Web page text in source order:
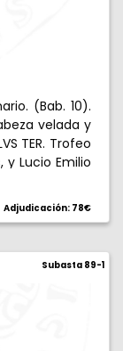
(Bab. 10).
velada y
TER. Trofeo
Lucio Emilio
Adjudicación: 78€
Subasta 89-1